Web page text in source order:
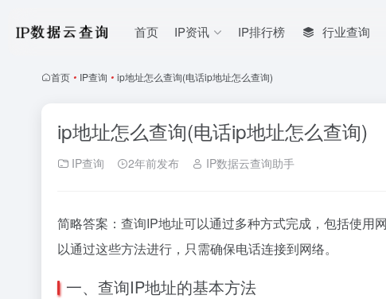
首页 IP资讯 IP排行榜 行业查询
首页 • IP查询 • ip地址怎么查询(电话ip地址怎么查询)
ip地址怎么查询(电话ip地址怎么查询)
IP查询 2年前发布 IP数据云查询助手
简略答案：查询IP地址可以通过多种方式完成，包括使用
以通过这些方法进行，只需确保电话连接到网络。
一、查询IP地址的基本方法